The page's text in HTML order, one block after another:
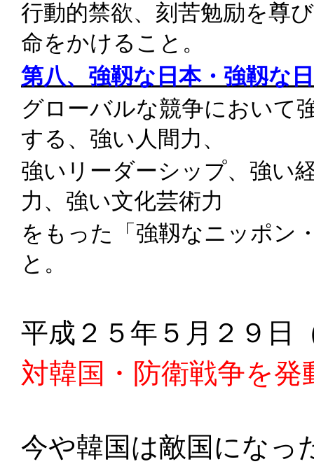
行動的禁欲、刻苦勉励を尊
命をかけること。
第八、強靱な日本・強靱な
グローバルな競争において
する、強い人間力、
強いリーダーシップ、強い
力、強い文化芸術力
をもった「強靱なニッポン
と。
平成２５年５月２９日
対韓国・防衛戦争を発
今や韓国は敵国になっ